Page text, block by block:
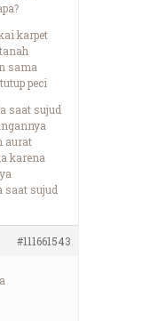
karpet
sama
peci
saat sujud
aurat
karena
saat sujud
#111661543